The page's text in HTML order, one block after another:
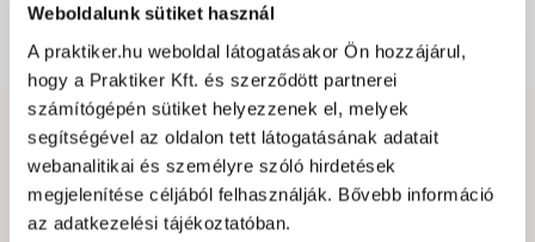
Weboldalunk sütiket használ
A praktiker.hu weboldal látogatásakor Ön hozzájárul,
hogy a Praktiker Kft. és szerződött partnerei
számítógépén sütiket helyezzenek el, melyek
segítségével az oldalon tett látogatásának adatait
webanalitikai és személyre szóló hirdetések
megjelenítése céljából felhasználják. Bővebb információ
az adatkezelési tájékoztatóban.
Dokumentumok, felelős személy
Hibát találtál az oldalon vagy a termék leírásában?
Kérjük jelezd nekünk!